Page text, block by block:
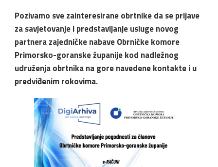
Pozivamo sve zainteresirane obrtnike da se prijave
za savjetovanje i predstavljanje usluge novog
partnera zajedničke nabave Obrničke komore
Primorsko-goranske županije kod nadležnog
udruženja obrtnika na gore navedene kontakte i u
predviđenim rokovima.